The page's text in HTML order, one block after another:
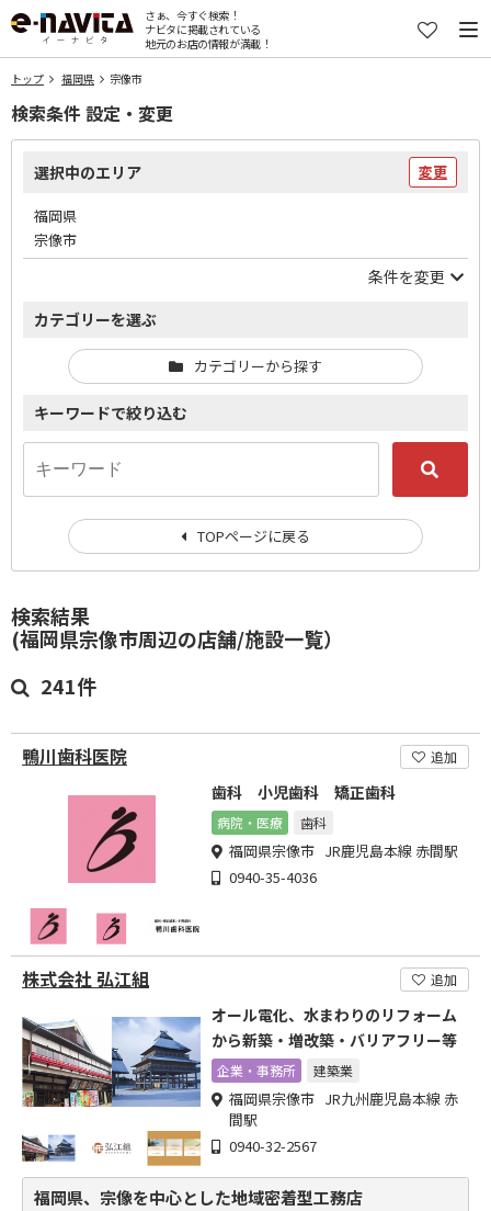
さぁ、今すぐ検索！
ナビタに掲載されている
地元のお店の情報が満載！
トップ 福岡県 宗像市
検索結果
(福岡県宗像市周辺の店舗/施設一覧）
241件
鴨川歯科医院 追加
歯科 小児歯科 矯正歯科
病院・医療 歯科
福岡県宗像市 JR鹿児島本線 赤間駅
0940-35-4036
株式会社 弘江組 追加
オール電化、水まわりのリフォーム
から新築・増改築・バリアフリー等
企業・事務所 建築業
福岡県宗像市 JR九州鹿児島本線 赤
間駅
0940-32-2567
福岡県、宗像を中心とした地域密着型工務店
検索条件 設定・変更
選択中のエリア 変更
福岡県
宗像市
条件を変更
カテゴリーを選ぶ
カテゴリーから探す
キーワードで絞り込む
TOPページに戻る